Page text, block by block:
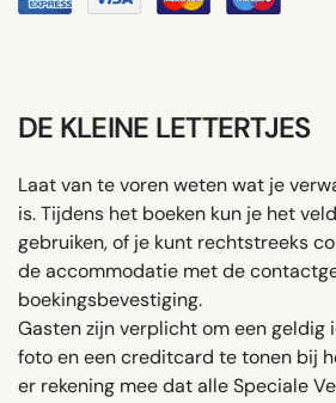
DE KLEINE LETTERTJES
Laat van te voren weten wat je
is. Tijdens het boeken kun je het
gebruiken, of je kunt rechtstreeks
de accommodatie met de
boekingsbevestiging.
Gasten zijn verplicht om een
foto en een creditcard te tonen bij
er rekening mee dat alle Speciale